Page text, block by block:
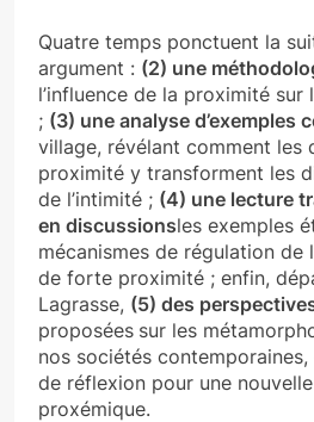
Quatre temps ponctuent la
argument : (2) une
l’influence de la proximité sur
; (3) une analyse d’exemples
village, révélant comment les
proximité y transforment les
de l’intimité ; (4) une lecture
en discussionsles exemples
mécanismes de régulation de
de forte proximité ; enfin,
Lagrasse, (5) des
proposées sur les
nos sociétés
de réflexion pour une
proxémique.